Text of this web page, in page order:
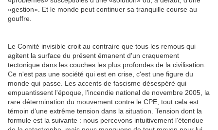
«gestion». Et le monde peut continuer sa tranquille course au
gouffre.
Le Comité invisible croit au contraire que tous les remous qui
agitent la surface du présent émanent d'un craquement
tectonique dans les couches les plus profondes de la civilisation.
Ce n'est pas une société qui est en crise, c'est une figure du
monde qui passe. Les accents de fascisme désespéré qui
empuantissent l'époque, l'incendie national de novembre 2005, la
rare détermination du mouvement contre le CPE, tout cela est
témoin d'une extrême tension dans la situation. Tension dont la
formule est la suivante : nous percevons intuitivement l'étendue